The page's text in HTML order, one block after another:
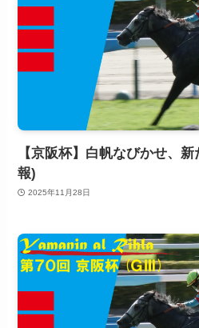
【京阪杯】白帆なびかせ、
報)
2025年11月28日